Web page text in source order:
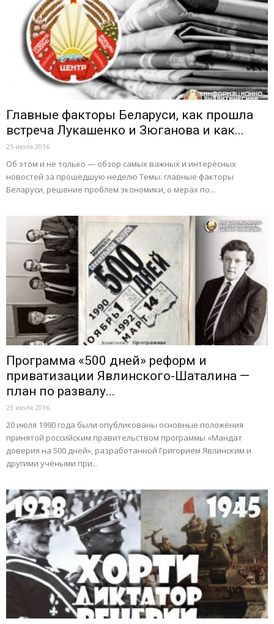
Главные факторы Беларуси, как прошла
встреча Лукашенко и Зюганова и как...
25 июля 2016
Об этом и не только — обзор самых важных и интересных
новостей за прошедшую неделю Темы: главные факторы
Беларуси, решение проблем экономики, о мерах по...
Программа «500 дней» реформ и
приватизации Явлинского-Шаталина —
план по развалу...
23 июля 2016
20 июля 1990 года были опубликованы основные положения
принятой российским правительством программы «Мандат
доверия на 500 дней», разработанной Григорием Явлинским и
другими учёными при...